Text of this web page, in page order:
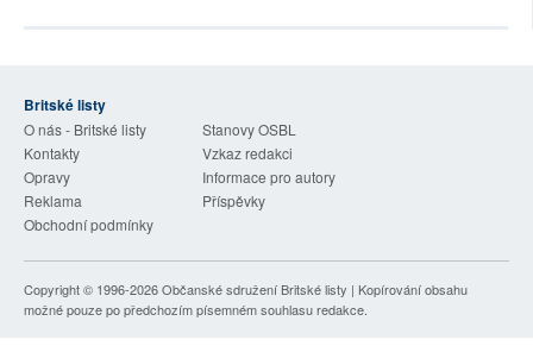
Britské listy
O nás - Britské listy
Stanovy OSBL
Kontakty
Vzkaz redakci
Opravy
Informace pro autory
Reklama
Příspěvky
Obchodní podmínky
Copyright © 1996-2026Občanské sdružení Britské listy | Kopírování obsahu
možné pouze po předchozím písemném souhlasu redakce.